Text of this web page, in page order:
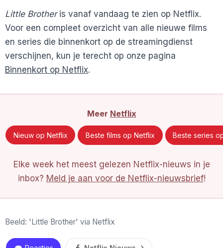
Little Brotheris vanaf vandaag te zien op Netflix.
Voor een compleet overzicht van alle nieuwe films
en series die binnenkort op de streamingdienst
verschijnen, kun je terecht op onze pagina
Binnenkort op Netflix.
Meer Netflix
Nieuw op Netflix Beste films op Netflix Beste series
Elke week het meest gelezen Netflix-nieuws in je
inbox? Meld je aan voor de Netflix-nieuwsbrief!
Beeld: 'Little Brother' via Netflix